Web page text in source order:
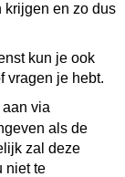
krijgen en zo dus
kun je ook
vragen je hebt.
via
als de
zal deze
niet te